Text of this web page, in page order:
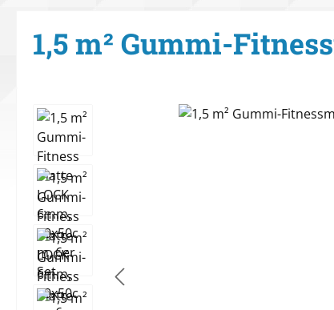
1,5 m² Gummi-
Bildergalerie überspringen